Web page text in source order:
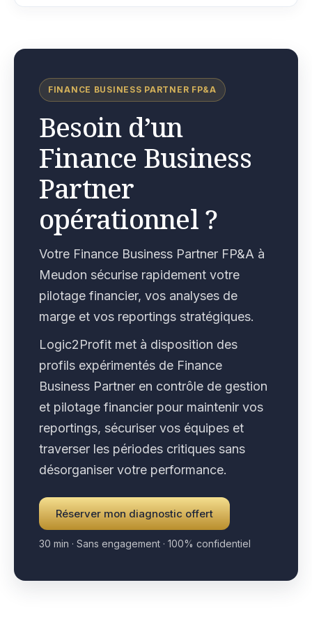
FINANCE BUSINESS PARTNER FP&A
Besoin d’un
Finance Business
Partner
opérationnel ?
Votre Finance Business Partner FP&A à
Meudon sécurise rapidement votre
pilotage financier, vos analyses de
marge et vos reportings stratégiques.
Logic2Profit met à disposition des
profils expérimentés de Finance
Business Partner en contrôle de gestion
et pilotage financier pour maintenir vos
reportings, sécuriser vos équipes et
traverser les périodes critiques sans
désorganiser votre performance.
Réserver mon diagnostic offert
30 min · Sans engagement · 100% confidentiel